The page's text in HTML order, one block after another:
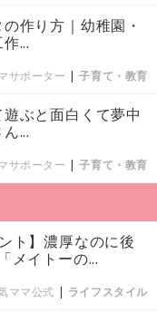
作り方｜幼稚園・
...
サポーター |子育て・教育
遊ぶと面白くて夢中
...
サポーター |子育て・教育
ト】濃厚なのに後
メイトーの...
ママ公式 | ライフスタイル